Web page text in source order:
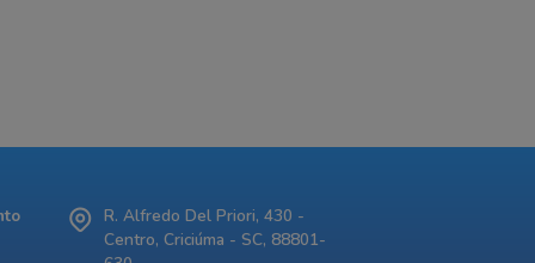
R. Alfredo Del Priori, 430 -
Centro, Criciúma - SC, 88801-